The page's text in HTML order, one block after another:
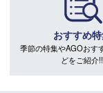
おすすめ
季節の特集やAGOおす
どをご紹介!!